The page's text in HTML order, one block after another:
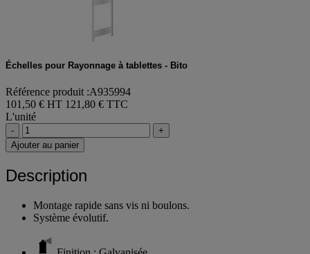
Échelles pour Rayonnage à tablettes - Bito
Référence produit :A935994
101,50 € HT 121,80 € TTC
L'unité
-
+
Ajouter au panier
Description
Montage rapide sans vis ni boulons.
Système évolutif.